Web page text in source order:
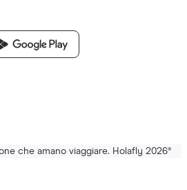
che amano viaggiare. Holafly 2026®